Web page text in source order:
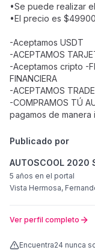
•Se puede realizar
•El precio es $49900
-Aceptamos USDT
-ACEPTAMOS
-Aceptamos cripto -
FINANCIERA
-ACEPTAMOS
-COMPRAMOS TÚ
pagamos de manera
Publicado por
AUTOSCOOL 2020
5 años en el portal
Vista Hermosa,
Ver perfil completo
Encuentra24 nunca